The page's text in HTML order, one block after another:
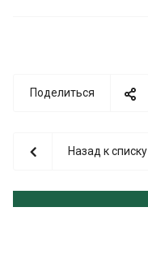
Поделиться
Назад к списку